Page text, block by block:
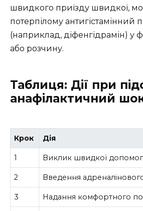
швидкого приїзду швидкої,
потерпілому антигістамінний
(наприклад, діфенгідрамін) у
або розчину.
Таблиця: Дії при
анафілактичний
Крок Дія
1 Виклик швидкої
2 Введення
3 Надання комфортного